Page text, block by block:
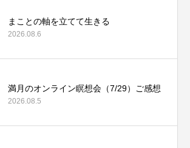
まことの軸を立てて生きる
2026.08.6
満月のオンライン瞑想会（7/29）ご感想
2026.08.5